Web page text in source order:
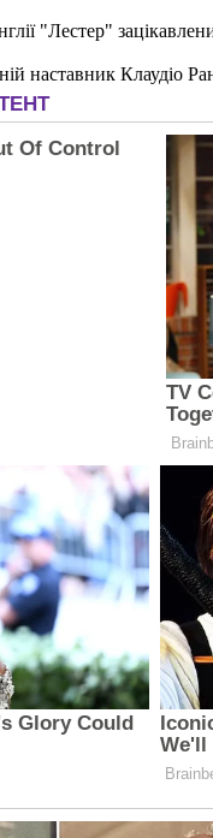
"Лестер"
наставник Клаудіо